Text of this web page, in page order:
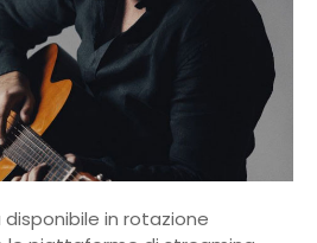
disponibile in rotazione